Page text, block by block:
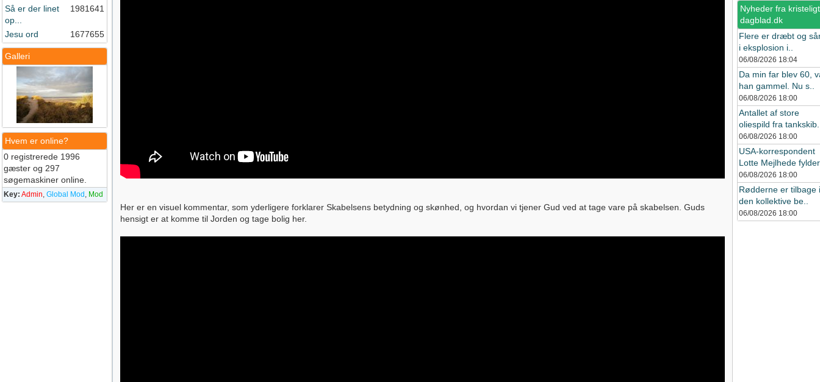
Så er der linet
op...
1981641
Jesu ord 1677655
Galleri
Hvem er online?
0 registrerede 1996
gæster og 297
søgemaskiner online.
Key: Admin, Global Mod , Mod
Her er en visuel kommentar, som yderligere forklarer Skabelsens betydning og skønhed, og hvordan vi tjener Gud ved at tage vare på skabelsen. Guds
hensigt er at komme til Jorden og tage bolig her.
Nyheder fra
dagblad.dk
Flere er dræbt og
i eksplosion i..
06/08/2026 18:04
Da min far blev 60,
han gammel. Nu s..
06/08/2026 18:00
Antallet af store
oliespild fra
06/08/2026 18:00
USA-korrespondent
Lotte Mejlhede
06/08/2026 18:00
Rødderne er tilbage i
den kollektive be..
06/08/2026 18:00